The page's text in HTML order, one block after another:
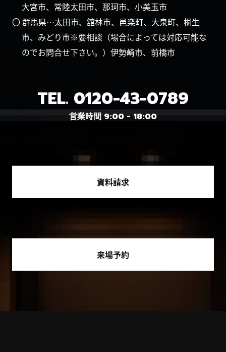
大宮市、常陸太田市、那珂市、小美玉市
〇 群馬県…太田市、舘林市、邑楽町、大泉町、桐生
市、みどり市※要相談（場合によっては対応可能な
のでお問合せ下さい。）伊勢崎市、前橋市
TEL. 0120-43-0789
営業時間 9:00 - 18:00
資料請求
来場予約